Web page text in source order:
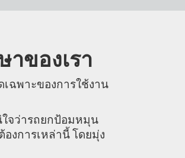
ของเรา
เฉพาะของการใช้งาน
จว่ารถยกป้อมหมุน
งการเหล่านี้ โดยมุ่ง